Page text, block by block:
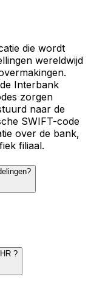
die wordt
wereldwijd
Interbank
zorgen
naar de
SWIFT-code
over de bank,
filiaal.
?